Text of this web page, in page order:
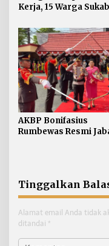
Kerja, 15 Warga
AKBP Bonifasius
Rumbewas Resmi
Tinggalkan
Alamat email Anda tidak
ditandai *